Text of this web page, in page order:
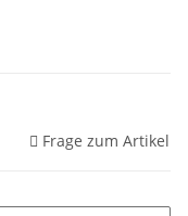
Frage zum Artikel